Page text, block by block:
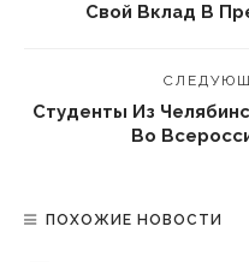
Свой Вклад В
Студенты Из
Во
ПОХОЖИЕ НОВОСТИ